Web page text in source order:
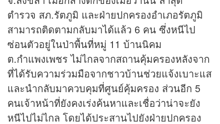
ตำรวจ สภ.รัตภูมิ และฝ่ายปกครองอำเภอรัตภูมิ
สามารถติดตามกลับมาได้แล้ว 6 คน ซึ่งหนีไป
ซ่อนตัวอยู่ในป่าพื้นที่หมู่ 11 บ้านนิคม
ต.กำแพงเพชร ไม่ไกลจากสถานคุ้มครองหลังจาก
ที่ได้รับความร่วมมือจากชาวบ้านช่วยแจ้งเบาะแส
และนำกลับมาควบคุมที่ศูนย์คุ้มครอง ส่วนอีก 5
คนเจ้าหน้าที่ยังคงเร่งค้นหาและเชื่อว่าน่าจะยัง
หนีไปไม่ไกล โดยได้ประสานไปยังฝ่ายปกครอง